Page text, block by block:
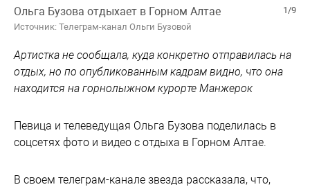
1/9
Ольга Бузова отдыхает в Горном Алтае
Источник: Телеграм-канал Ольги Бузовой
Артистка не сообщала, куда конкретно отправилась на
отдых, но по опубликованным кадрам видно, что она
находится на горнолыжном курорте Манжерок
Певица и телеведущая Ольга Бузова поделилась в
соцсетях фото и видео с отдыха в Горном Алтае.
В своем телеграм-канале звезда рассказала, что,